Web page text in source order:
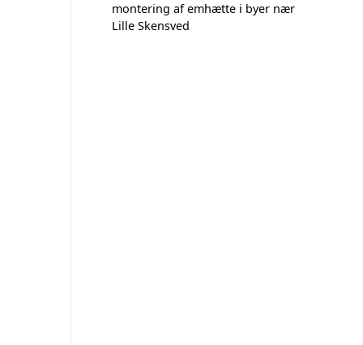
montering af emhætte i byer nær
Lille Skensved